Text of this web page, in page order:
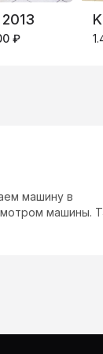
₽
машину в
машины.